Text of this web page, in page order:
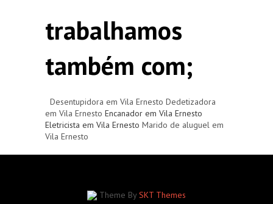
trabalhamos
também com;
Desentupidora em Vila Ernesto Dedetizadora
em Vila Ernesto Encanador em Vila Ernesto
Eletricista em Vila Ernesto Marido de aluguel em
Vila Ernesto
Theme By SKT Themes